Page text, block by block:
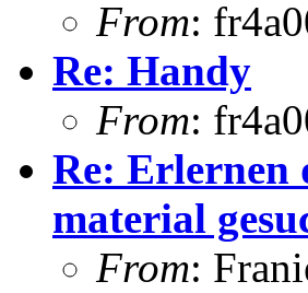
From:
Re: Handy
From:
Re: Erlernen
material
From: